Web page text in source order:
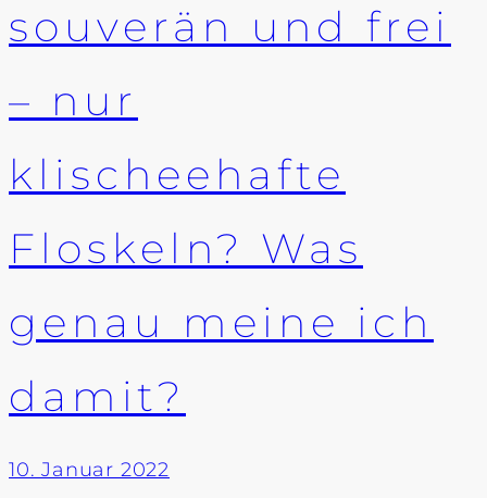
souverän und frei
– nur
klischeehafte
Floskeln? Was
genau meine ich
damit?
10. Januar 2022